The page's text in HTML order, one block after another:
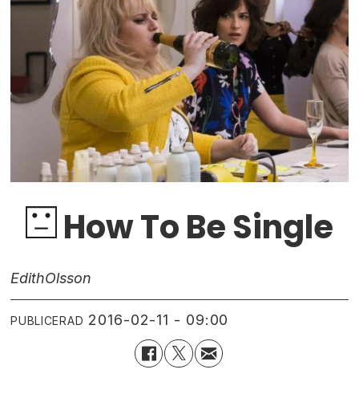
How To Be Single
EdithOlsson
PUBLICERAD 2016-02-11 - 09:00